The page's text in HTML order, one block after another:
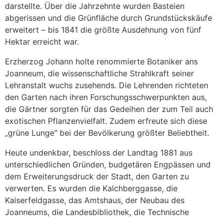
darstellte. Über die Jahrzehnte wurden Basteien
abgerissen und die Grünfläche durch Grundstückskäufe
erweitert – bis 1841 die größte Ausdehnung von fünf
Hektar erreicht war.
Erzherzog Johann holte renommierte Botaniker ans
Joanneum, die wissenschaftliche Strahlkraft seiner
Lehranstalt wuchs zusehends. Die Lehrenden richteten
den Garten nach ihren Forschungsschwerpunkten aus,
die Gärtner sorgten für das Gedeihen der zum Teil auch
exotischen Pflanzenvielfalt. Zudem erfreute sich diese
„grüne Lunge" bei der Bevölkerung größter Beliebtheit.
Heute undenkbar, beschloss der Landtag 1881 aus
unterschiedlichen Gründen, budgetären Engpässen und
dem Erweiterungsdruck der Stadt, den Garten zu
verwerten. Es wurden die Kalchberggasse, die
Kaiserfeldgasse, das Amtshaus, der Neubau des
Joanneums, die Landesbibliothek, die Technische